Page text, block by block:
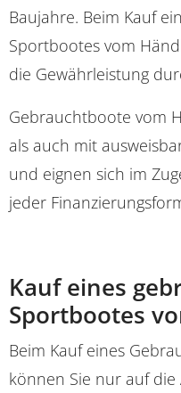
Baujahre. Beim Kauf
Sportbootes vom
die Gewährleistung
Gebrauchtboote vom
als auch mit
und eignen sich im
jeder
Kauf eines
Sportbootes
Beim Kauf eines
können Sie nur auf die